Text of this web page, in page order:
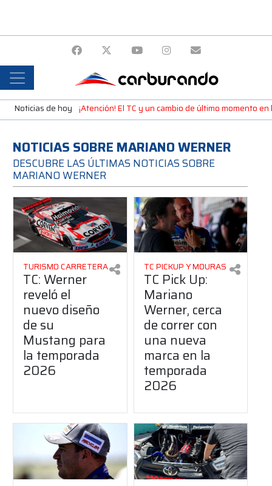
Noticias de hoy ¡Atención! El TC y un cambio de último momento
NOTICIAS SOBRE MARIANO WERNER
DESCUBRE LAS ÚLTIMAS NOTICIAS SOBRE
MARIANO WERNER
TURISMO CARRETERA
TC: Werner
reveló el
nuevo diseño
de su
Mustang para
la temporada
2026
TC PICKUP Y MOURAS
TC Pick Up:
Mariano
Werner, cerca
de correr con
una nueva
marca en la
temporada
2026